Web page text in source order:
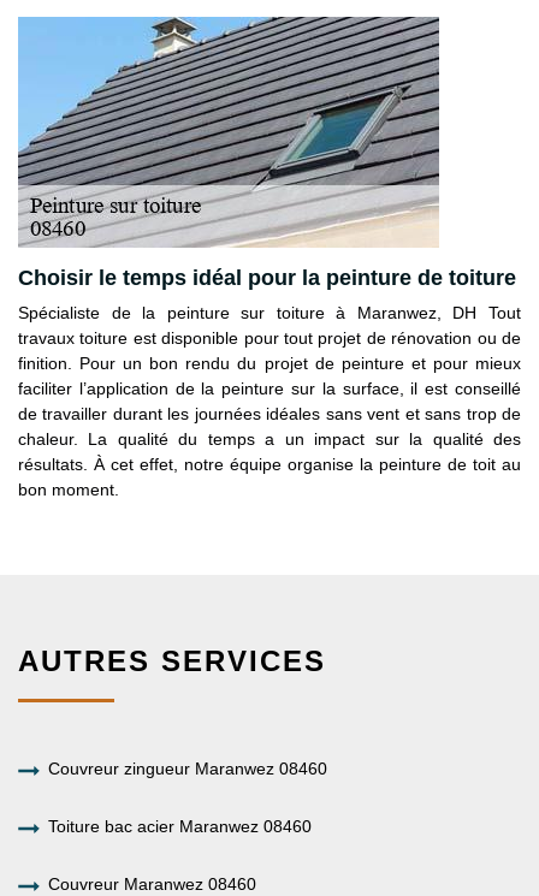
Choisir le temps idéal pour la peinture de toiture
Spécialiste de la peinture sur toiture à Maranwez, DH Tout
travaux toiture est disponible pour tout projet de rénovation ou de
finition. Pour un bon rendu du projet de peinture et pour mieux
faciliter l’application de la peinture sur la surface, il est conseillé
de travailler durant les journées idéales sans vent et sans trop de
chaleur. La qualité du temps a un impact sur la qualité des
résultats. À cet effet, notre équipe organise la peinture de toit au
bon moment.
AUTRES SERVICES
Couvreur zingueur Maranwez 08460
Toiture bac acier Maranwez 08460
Couvreur Maranwez 08460